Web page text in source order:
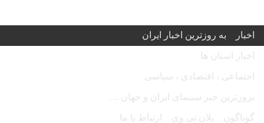
اخبار به روزترین اخبار ایران
اخبار استان ها
اجتماعی ، اقتصادی ، سیاسی
بروزترین خبر سینمای ایران و جهان …
گوناگون پلان تی وی ارتباط با ما